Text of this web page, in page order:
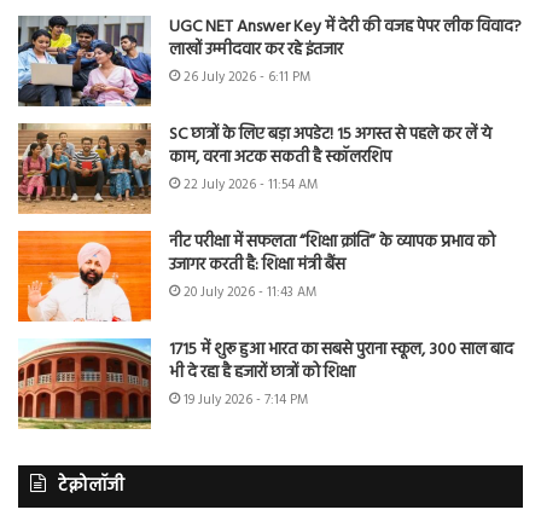
UGC NET Answer Key में देरी की वजह पेपर लीक विवाद?
लाखों उम्मीदवार कर रहे इंतजार
26 July 2026 - 6:11 PM
SC छात्रों के लिए बड़ा अपडेट! 15 अगस्त से पहले कर लें ये
काम, वरना अटक सकती है स्कॉलरशिप
22 July 2026 - 11:54 AM
नीट परीक्षा में सफलता “शिक्षा क्रांति” के व्यापक प्रभाव को
उजागर करती है: शिक्षा मंत्री बैंस
20 July 2026 - 11:43 AM
1715 में शुरू हुआ भारत का सबसे पुराना स्कूल, 300 साल बाद
भी दे रहा है हजारों छात्रों को शिक्षा
19 July 2026 - 7:14 PM
टेक्नोलॉजी